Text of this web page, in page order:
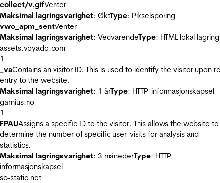
collect/v.gifVenter
Maksimal lagringsvarighet: ØktType: Pikselsporing
vwo_apm_sentVenter
Maksimal lagringsvarighet: VedvarendeType: HTML lokal lagring
assets.voyado.com
1
_vaContains an visitor ID. This is used to identify the visitor upon
entry to the website.
Maksimal lagringsvarighet: 1 årType: HTTP-informasjonskapsel
garnius.no
1
FPAUAssigns a specific ID to the visitor. This allows the website to
determine the number of specific user-visits for analysis and
statistics.
Maksimal lagringsvarighet: 3 månederType: HTTP-
informasjonskapsel
sc-static.net